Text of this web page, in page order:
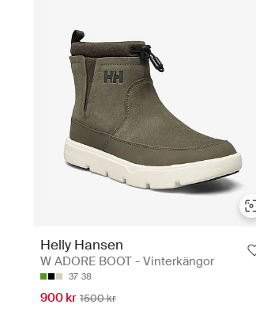
Helly Hansen
W ADORE BOOT - Vinterkängor
37 38
900 kr 1500 kr